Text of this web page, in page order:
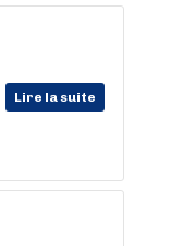
Lire la suite